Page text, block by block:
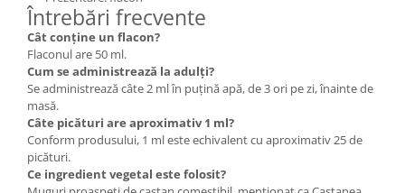
Întrebări frecvente
Cât conține un flacon?
Flaconul are 50 ml.
Cum se administrează la adulți?
Se administrează câte 2 ml în puțină apă, de 3 ori pe zi, înainte de
masă.
Câte picături are aproximativ 1 ml?
Conform produsului, 1 ml este echivalent cu aproximativ 25 de
picături.
Ce ingredient vegetal este folosit?